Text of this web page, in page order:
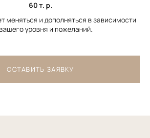
60 т. р.
меняться и дополняться в зависимости
уровня и пожеланий.
ОСТАВИТЬ ЗАЯВКУ